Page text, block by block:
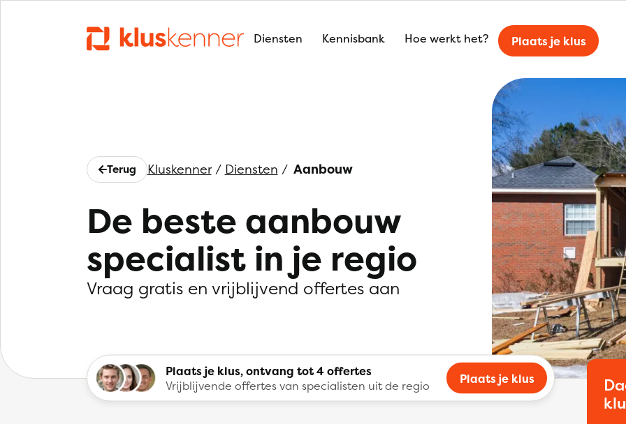
Diensten Kennisbank Hoe werkt het? Plaats je klus
Terug Kluskenner/ Diensten / Aanbouw
De beste aanbouw
specialist in je regio
Vraag gratis en vrijblijvend offertes aan
Plaats je klus, ontvang tot 4 offertes
Vrijblijvende offertes van specialisten uit de regio
Plaats je klus